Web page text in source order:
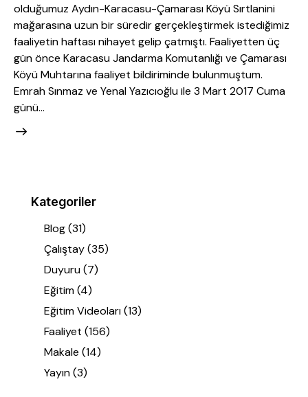
olduğumuz Aydın-Karacasu-Çamarası Köyü Sırtlanini
mağarasına uzun bir süredir gerçekleştirmek istediğimiz
faaliyetin haftası nihayet gelip çatmıştı. Faaliyetten üç
gün önce Karacasu Jandarma Komutanlığı ve Çamarası
Köyü Muhtarına faaliyet bildiriminde bulunmuştum.
Emrah Sınmaz ve Yenal Yazıcıoğlu ile 3 Mart 2017 Cuma
günü…
Kategoriler
Blog(31)
Çalıştay(35)
Duyuru(7)
Eğitim(4)
Eğitim Videoları(13)
Faaliyet (156)
Makale (14)
Yayın(3)